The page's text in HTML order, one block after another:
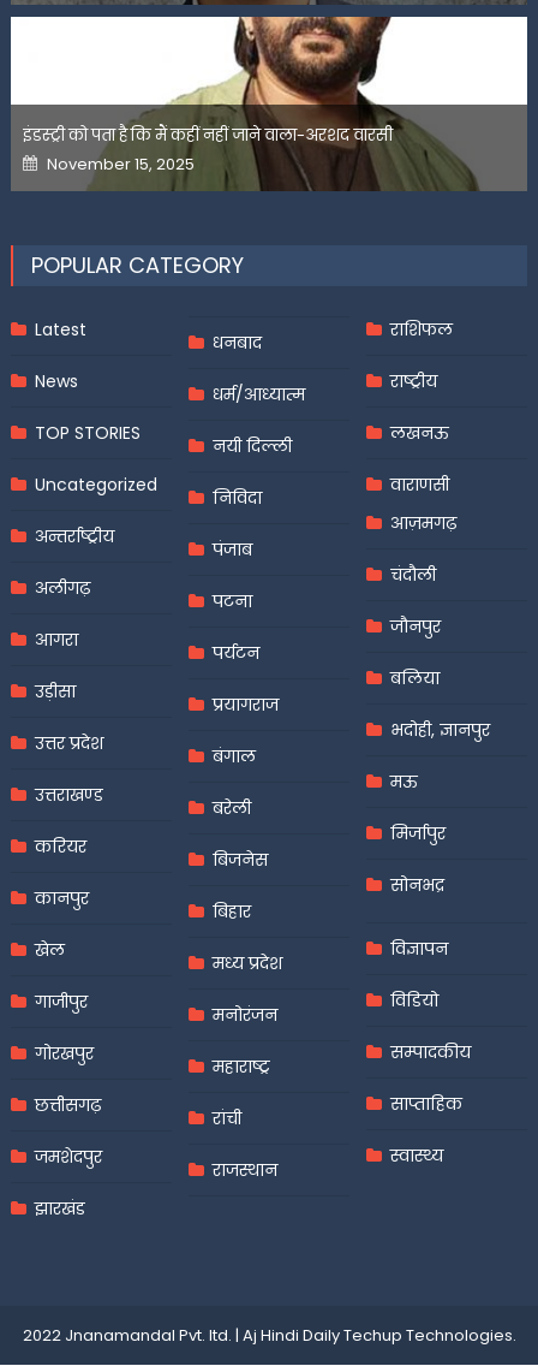
इंडस्ट्री को पता है कि मैं कहीं नहीं जाने वाला-अरशद वारसी
Posted
on
November 15, 2025
POPULAR CATEGORY
Latest
News
TOP STORIES
Uncategorized
अन्तर्राष्ट्रीय
अलीगढ़
आगरा
उड़ीसा
उत्तर प्रदेश
उत्तराखण्ड
करियर
कानपुर
खेल
गाजीपुर
गोरखपुर
छत्तीसगढ़
जमशेदपुर
झारखंड
धनबाद
धर्म/आध्यात्म
नयी दिल्ली
निविदा
पंजाब
पटना
पर्यटन
प्रयागराज
बंगाल
बरेली
बिजनेस
बिहार
मध्य प्रदेश
मनोरंजन
महाराष्ट्र
रांची
राजस्थान
राशिफल
राष्ट्रीय
लखनऊ
वाराणसी
आज़मगढ़
चंदौली
जौनपुर
बलिया
भदोही, ज्ञानपुर
मऊ
मिर्जापुर
सोनभद्र
विज्ञापन
विडियो
सम्पादकीय
साप्ताहिक
स्वास्थ्य
2022 Jnanamandal Pvt. ltd. | Aj Hindi DailyTechup Technologies.